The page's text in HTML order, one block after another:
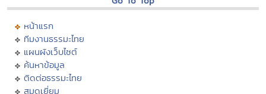
หน้าแรก
ทีมงานธรรมะไทย
แผนผังเว็บไซต์
ค้นหาข้อมูล
ติดต่อธรรมะไทย
สมุดเยี่ยม